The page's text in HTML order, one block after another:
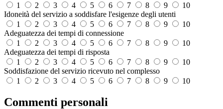
1
2 3 4 5 6 7 8 9
10
Idoneità del servizio a soddisfare l'esigenze degli utenti
1
2 3 4 5 6 7 8 9
10
Adeguatezza dei tempi di connessione
1
2 3 4 5 6 7 8 9
10
Adeguatezza dei tempi di risposta
1
2 3 4 5 6 7 8 9
10
Soddisfazione del servizio ricevuto nel complesso
1
2 3 4 5 6 7 8 9 10
Commenti personali